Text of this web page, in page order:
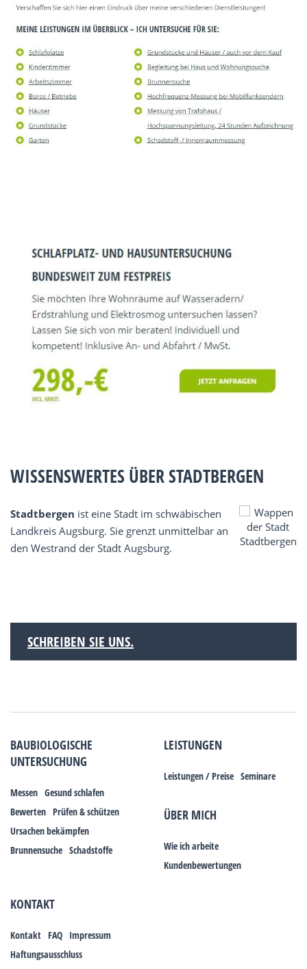
WISSENSWERTES ÜBER STADTBERGEN
Stadtbergen ist eine Stadt im schwäbischen
Landkreis Augsburg. Sie grenzt unmittelbar an
den Westrand der Stadt Augsburg.
SCHREIBEN SIE UNS.
BAUBIOLOGISCHE
UNTERSUCHUNG
Messen Gesund schlafen
Bewerten Prüfen & schützen
Ursachen bekämpfen
Brunnensuche Schadstoffe
LEISTUNGEN
Leistungen / Preise Seminare
ÜBER MICH
Wie ich arbeite
Kundenbewertungen
KONTAKT
Kontakt FAQ Impressum
Haftungsausschluss